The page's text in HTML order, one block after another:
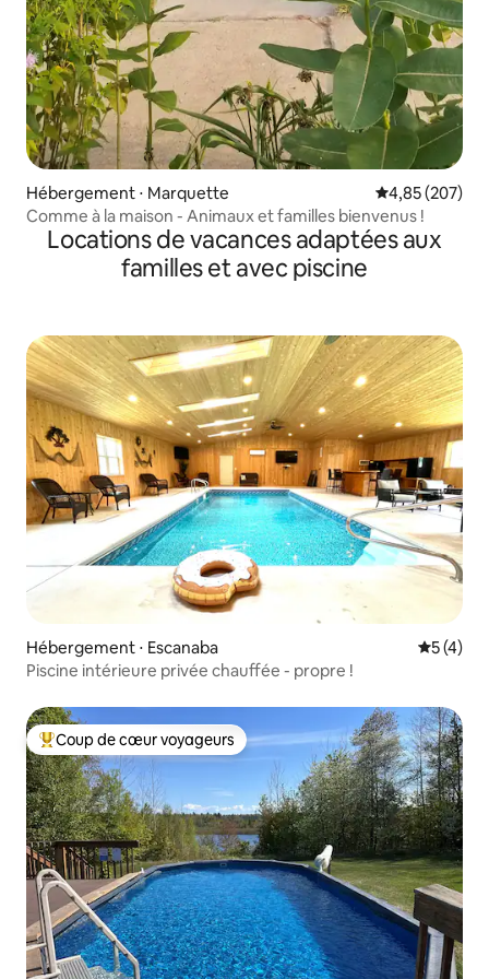
Hébergement ⋅ Marquette Évaluation
4,85 (207)
Comme à la maison - Animaux et familles bienvenus !
Locations de vacances adaptées aux
familles et avec piscine
Hébergement ⋅ Escanaba
5 (4)
Piscine intérieure privée chauffée - propre !
Coups de cœur voyageurs les plus appréciés
Coup de cœur voyageurs